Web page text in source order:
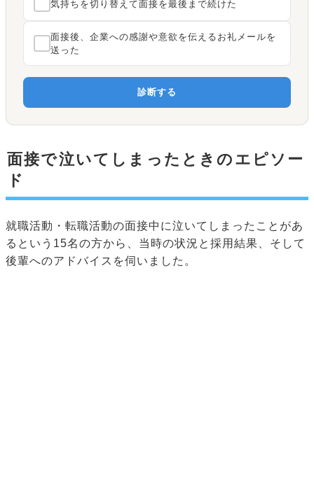
気持ちを切り替えて面接を最後まで続けた
面接後、企業への感謝や意欲を伝えるお礼メールを
送った
診断する
面接で泣いてしまったときのエピソー
ド
就職活動・転職活動の面接中に泣いてしまったことがあ
るという15名の方から、当時の状況と採用結果、そして
後輩へのアドバイスを伺いました。